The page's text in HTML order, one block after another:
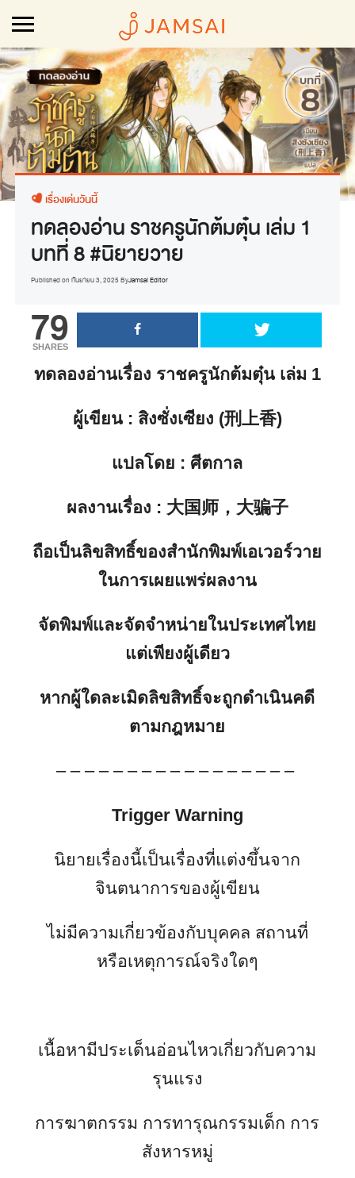
เรื่องเด่นวันนี้
ทดลองอ่าน ราชครูนักต้มตุ๋น เล่ม 1
บทที่ 8 #นิยายวาย
Published on กันยายน 3, 2025 ByJamsai Editor
79
SHARES
ทดลองอ่านเรื่อง ราชครูนักต้มตุ๋น เล่ม 1
ผู้เขียน: สิงซั่งเซียง (刑上香)
แปลโดย : ศีตกาล
ผลงานเรื่อง : 大国师，大骗子
ถือเป็นลิขสิทธิ์ของสำนักพิมพ์เอเวอร์วาย
ในการเผยแพร่ผลงาน
จัดพิมพ์และจัดจำหน่ายในประเทศไทย
แต่เพียงผู้เดียว
หากผู้ใดละเมิดลิขสิทธิ์จะถูกดำเนินคดี
ตามกฎหมาย
– – – – – – – – – – – – – – – – –
Trigger Warning
นิยายเรื่องนี้เป็นเรื่องที่แต่งขึ้นจาก
จินตนาการของผู้เขียน
ไม่มีความเกี่ยวข้องกับบุคคล สถานที่
หรือเหตุการณ์จริงใดๆ
เนื้อหามีประเด็นอ่อนไหวเกี่ยวกับความ
รุนแรง
การฆาตกรรม การทารุณกรรมเด็ก การ
สังหารหมู่